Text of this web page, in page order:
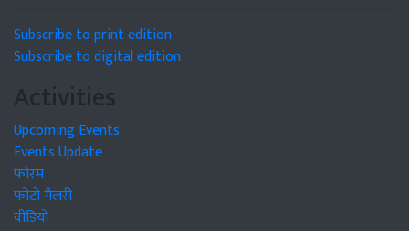
Subscribe to print edition
Subscribe to digital edition
Activities
Upcoming Events
Events Update
फोरम
फोटो गैलरी
वीडियो